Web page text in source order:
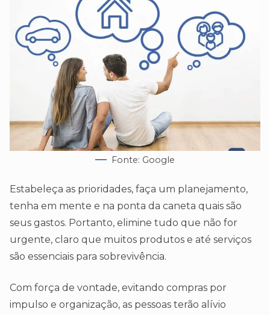
Fonte: Google
Estabeleça as prioridades, faça um planejamento,
tenha em mente e na ponta da caneta quais são
seus gastos. Portanto, elimine tudo que não for
urgente, claro que muitos produtos e até serviços
são essenciais para sobrevivência.
Com força de vontade, evitando compras por
impulso e organização, as pessoas terão alívio